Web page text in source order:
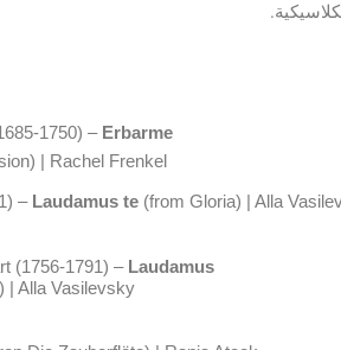
1750) – Erbarme
| Rachel Frenkel
– Laudamus te (from Gloria) | Alla
(1756-1791) – Laudamus
| Alla Vasilevsky